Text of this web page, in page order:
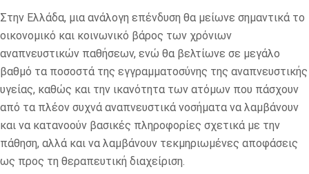
Στην Ελλάδα, μια ανάλογη επένδυση θα μείωνε σημαντικά το
οικονομικό και κοινωνικό βάρος των χρόνιων
αναπνευστικών παθήσεων, ενώ θα βελτίωνε σε μεγάλο
βαθμό τα ποσοστά της εγγραμματοσύνης της αναπνευστικής
υγείας, καθώς και την ικανότητα των ατόμων που πάσχουν
από τα πλέον συχνά αναπνευστικά νοσήματα να λαμβάνουν
και να κατανοούν βασικές πληροφορίες σχετικά με την
πάθηση, αλλά και να λαμβάνουν τεκμηριωμένες αποφάσεις
ως προς τη θεραπευτική διαχείριση.